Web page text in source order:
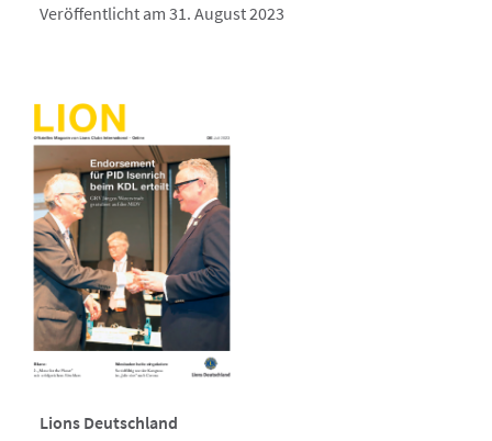
Veröffentlicht am 31. August 2023
Lions Deutschland